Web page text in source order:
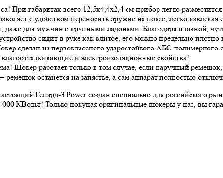
При габаритах всего 12,5х4,4х2,4 см прибор легко
с удобством переносить оружие на поясе, легко извлекая
даже для мужчин с крупными ладонями. Благодаря плавной,
сидит в руке как влитое, его можно предельно
сделан из первоклассного ударостойкого АБС-
и электроизоляционные свойства!
Шокер работает только в том случае, если наручный
останется на запястье, а сам аппарат полностью
Гепард-3 Power создан специально для российского
КВольт! Только покупая оригинальные шокеры у нас, вы